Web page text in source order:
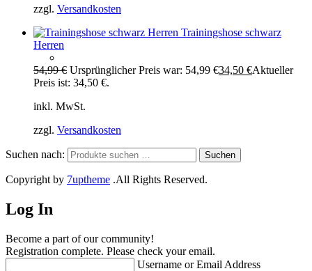
zzgl. Versandkosten
Trainingshose schwarz
Herren
54,99€ Ursprünglicher Preis war: 54,99 €34,50 €Aktueller
Preis ist: 34,50 €.
inkl. MwSt.
zzgl. Versandkosten
Suchen nach: Suchen
Copyright by 7uptheme .All Rights Reserved.
Log In
Become a part of our community!
Registration complete. Please check your email.
Username or Email Address